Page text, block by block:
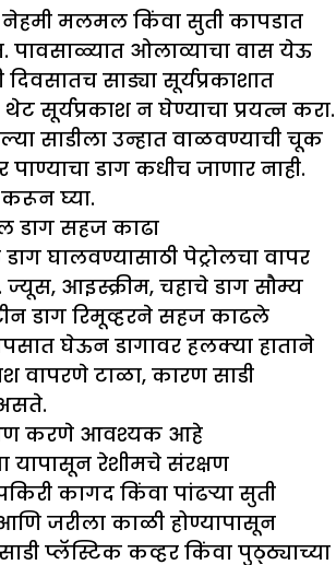
नेहमी मलमल किंवा सुती कापडात
पावसाळ्यात ओलाव्याचा वास येऊ
दिवसातच साड्या सूर्यप्रकाशात
सूर्यप्रकाश न घेण्याचा प्रयत्न करा.
साडीला उन्हात वाळवण्याची चूक
डाग कधीच जाणार नाही.
करून घ्या.
डाग सहज काढा
घालवण्यासाठी पेट्रोलचा वापर
आइस्क्रीम, चहाचे डाग सौम्य
डाग रिमूव्हरने सहज काढले
घेऊन डागावर हलक्या हाताने
वापरणे टाळा, कारण साडी
करणे आवश्यक आहे
यापासून रेशीमचे संरक्षण
कागद किंवा पांढर्‍या सुती
जरीला काळी होण्यापासून
प्लॅस्टिक कव्हर किंवा पुठ्ठ्याच्या